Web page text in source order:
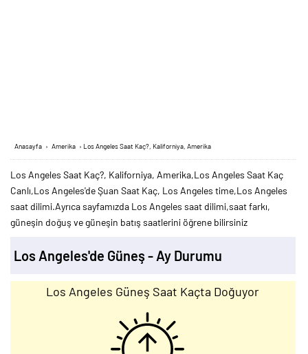
Anasayfa › Amerika › Los Angeles Saat Kaç?, Kaliforniya, Amerika
Los Angeles Saat Kaç?, Kaliforniya, Amerika,Los Angeles Saat Kaç
Canlı,Los Angeles'de Şuan Saat Kaç, Los Angeles time,Los Angeles
saat dilimi.Ayrıca sayfamızda Los Angeles saat dilimi,saat farkı,
güneşin doğuş ve güneşin batış saatlerini öğrene bilirsiniz
Los Angeles'de Güneş - Ay Durumu
Los Angeles Güneş Saat Kaçta Doğuyor